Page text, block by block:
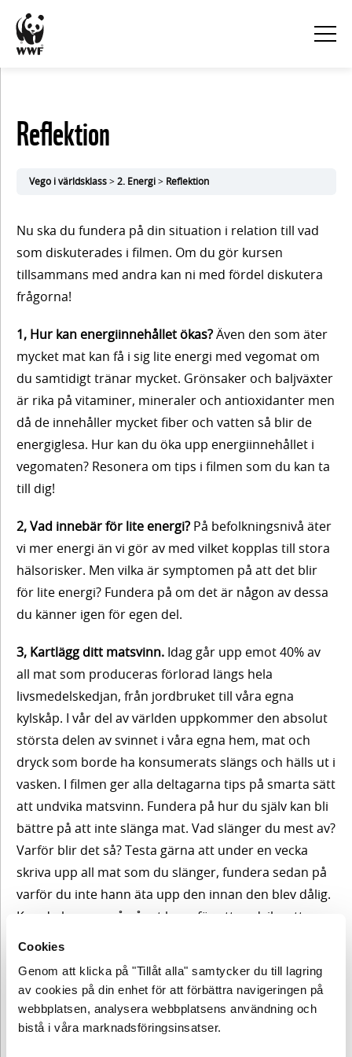
Cookies
Genom att klicka på "Tillåt alla" samtycker du till lagring
av cookies på din enhet för att förbättra navigeringen på
webbplatsen, analysera webbplatsens användning och
bistå i våra marknadsföringsinsatser.
Visa
1.
Vego
och
hälsa
Innehåll
vegomat
Utbildningsfilm
Reflektion
Tips
framåt
2.
Energi
Innehåll
Myt om
Utbildningsfilm
Reflektion
framåt
3.
Kolhydrater,
fibrer och
träningsmage
Innehåll
Reflektion
Tips
framåt
4.
Protein
Innehåll
vegomat
Utbildningsfilm
Tips
framåt
5. Vitaminer,
tillskott och
antioxidanter
Innehåll
Myt om
vegomat
Utbildningsfilm
Reflektion
Vego i världsklass 2. Energi Reflektion
Nu ska du fundera på din situation i relation till vad
som diskuterades i filmen. Om du gör kursen
tillsammans med andra kan ni med fördel diskutera
frågorna!
1, Hur kan energiinnehållet ökas? Även den som äter
mycket mat kan få i sig lite energi med vegomat om
du samtidigt tränar mycket. Grönsaker och baljväxter
är rika på vitaminer, mineraler och antioxidanter men
då de innehåller mycket fiber och vatten så blir de
energiglesa. Hur kan du öka upp energiinnehållet i
vegomaten? Resonera om tips i filmen som du kan ta
till dig!
2, Vad innebär för lite energi? På befolkningsnivå äter
vi mer energi än vi gör av med vilket kopplas till stora
hälsorisker. Men vilka är symptomen på att det blir
för lite energi? Fundera på om det är någon av dessa
du känner igen för egen del.
3, Kartlägg ditt matsvinn. Idag går upp emot 40% av
all mat som produceras förlorad längs hela
livsmedelskedjan, från jordbruket till våra egna
kylskåp. I vår del av världen uppkommer den absolut
största delen av svinnet i våra egna hem, mat och
dryck som borde ha konsumerats slängs och hälls ut i
vasken. I filmen ger alla deltagarna tips på smarta sätt
att undvika matsvinn. Fundera på hur du själv kan bli
bättre på att inte slänga mat. Vad slänger du mest av?
Varför blir det så? Testa gärna att under en vecka
skriva upp all mat som du slänger, fundera sedan på
varför du inte hann äta upp den innan den blev dålig.
Kan du komma på något knep för att undvika att
4, Vad är bättre kött?Vid 20.30 minuter in i filmen
pratar Anna om vad ett hållbart val av kött egentligen
är. Hon nämner då KRAV och Svenskt Sigill